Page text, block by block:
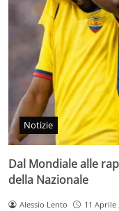
Notizie
Dal Mondiale alle
della Nazionale
Alessio Lento 11 Aprile